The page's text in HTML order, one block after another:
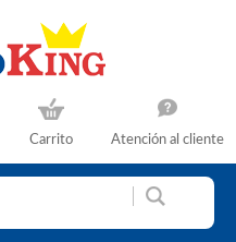
Carrito Atención al cliente